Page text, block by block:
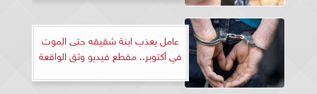
عامل يعذب ابنة شقيقه حتى الموت
في أكتوبر.. مقطع فيديو وثق الواقعة